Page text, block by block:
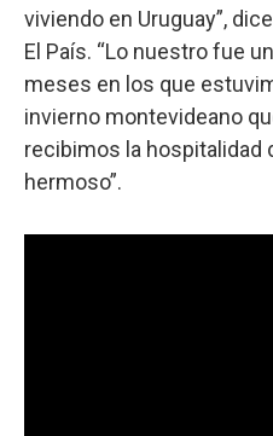
viviendo en Uruguay”, dice
El País. “Lo nuestro fue
meses en los que
invierno montevideano
recibimos la hospitalidad
hermoso”.